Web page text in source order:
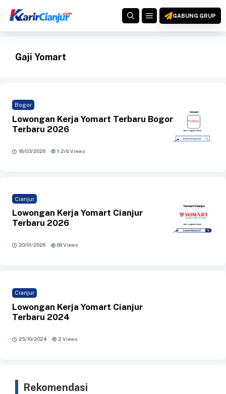
MENUGABUNG GRUP
Gaji Yomart
Bogor
Lowongan Kerja Yomart Terbaru Bogor
Terbaru 2026
18/03/2026 · 1,2rb Views
Cianjur
Lowongan Kerja Yomart Cianjur
Terbaru 2026
20/01/2026 · 69 Views
Cianjur
Lowongan Kerja Yomart Cianjur
Terbaru 2024
25/10/2024 · 2 Views
Rekomendasi